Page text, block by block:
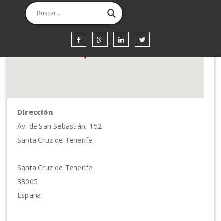
Hotel Escuela Santa Cruz
Av. de San Sebastián, 152 - Santa Cruz de Tenerife
Eventos
Dirección
Av. de San Sebastián, 152
Santa Cruz de Tenerife
Santa Cruz de Tenerife
38005
España